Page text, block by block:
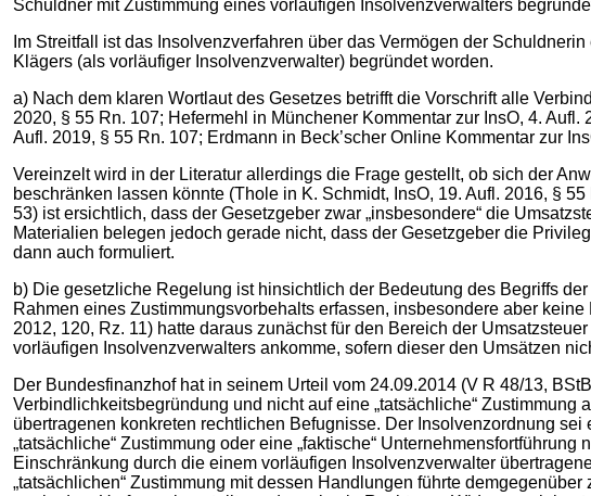
Schuldner mit Zustimmung eines vorläufigen Insolvenzverwalters
Im Streitfall ist das Insolvenzverfahren über das Vermögen der
Klägers (als vorläufiger Insolvenzverwalter) begründet worden.
a) Nach dem klaren Wortlaut des Gesetzes betrifft die Vorschrift alle
2020, § 55 Rn. 107; Hefermehl in Münchener Kommentar zur InsO, 4.
Aufl. 2019, § 55 Rn. 107; Erdmann in Beck’scher Online Kommentar zur
Vereinzelt wird in der Literatur allerdings die Frage gestellt, ob sich der
beschränken lassen könnte (Thole in K. Schmidt, InsO, 19. Aufl. 2016, §
53) ist ersichtlich, dass der Gesetzgeber zwar „insbesondere“ die
Materialien belegen jedoch gerade nicht, dass der Gesetzgeber die
dann auch formuliert.
b) Die gesetzliche Regelung ist hinsichtlich der Bedeutung des Begriffs
Rahmen eines Zustimmungsvorbehalts erfassen, insbesondere aber
2012, 120, Rz. 11) hatte daraus zunächst für den Bereich der
vorläufigen Insolvenzverwalters ankomme, sofern dieser den Umsätzen
Der Bundesfinanzhof hat in seinem Urteil vom 24.09.2014 (V R 48/13,
Verbindlichkeitsbegründung und nicht auf eine „tatsächliche“
übertragenen konkreten rechtlichen Befugnisse. Der Insolvenzordnung
„tatsächliche“ Zustimmung oder eine „faktische“
Einschränkung durch die einem vorläufigen Insolvenzverwalter
„tatsächlichen“ Zustimmung mit dessen Handlungen führte